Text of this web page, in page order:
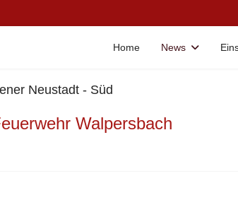
Home News
Neustadt - Süd
Walpersbach